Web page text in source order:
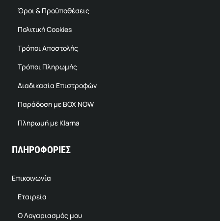
Όροι & Προϋποθέσεις
Πολιτική Cookies
Τρόποι Αποστολής
Τρόποι Πληρωμής
Διαδικασία Επιστροφών
Παράδοση με BOX NOW
Πληρωμή με Klarna
ΠΛΗΡΟΦΟΡΙΕΣ
Επικοινωνία
Εταιρεία
Ο Λογαριασμός μου